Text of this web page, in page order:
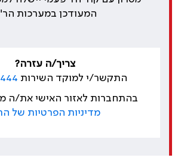
המעודכן במערכות
צריך/ה עזרה?
התקשר/י למוקד השירות
בהתחברות לאזור האישי את/ה
מדיניות הפרטיות של